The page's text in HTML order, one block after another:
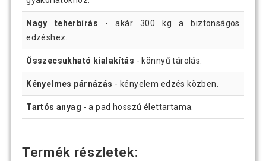
Nagy teherbírás - akár 300 kg a biztonságos
edzéshez.
Összecsukható kialakítás - könnyű tárolás.
Kényelmes párnázás - kényelem edzés közben.
Tartós anyag - a pad hosszú élettartama.
Termék részletek: